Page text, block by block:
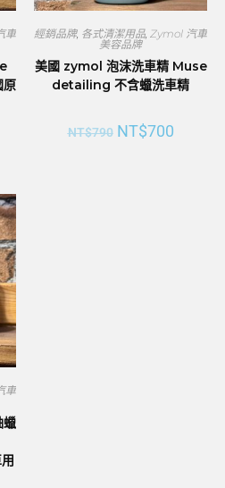
車
經銷品牌, 各式清潔用品, Zymol 汽車
美容品牌
美國 zymol 泡沫洗車精 Muse
detailing 不含蠟洗車精
NT$790 NT$700
車